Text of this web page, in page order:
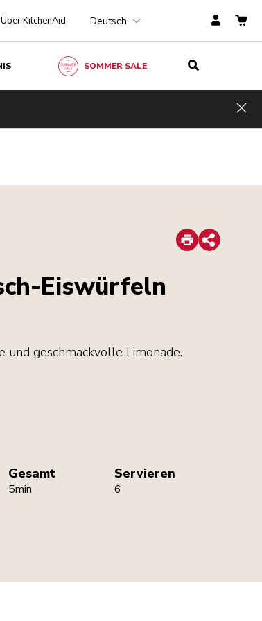
Über KitchenAid Deutsch
SOMMER SALE
Print
Share
Eiswürfeln
geschmackvolle Limonade.
Gesamt
5min
Servieren
6